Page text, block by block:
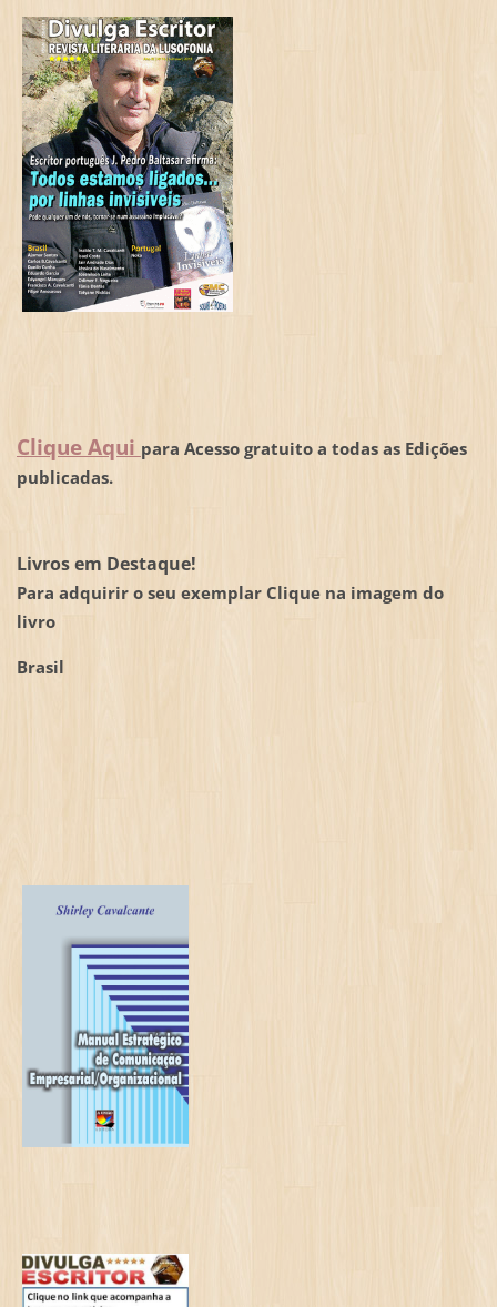
Clique Aqui para Acesso gratuito a todas as Edições
publicadas.
Livros em Destaque!
Para adquirir o seu exemplar Clique na imagem do
livro
Brasil